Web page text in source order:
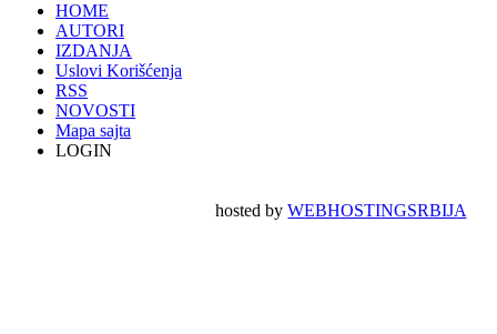
HOME
AUTORI
IZDANJA
Uslovi Korišćenja
RSS
NOVOSTI
Mapa sajta
LOGIN
hosted byWEBHOSTINGSRBIJA